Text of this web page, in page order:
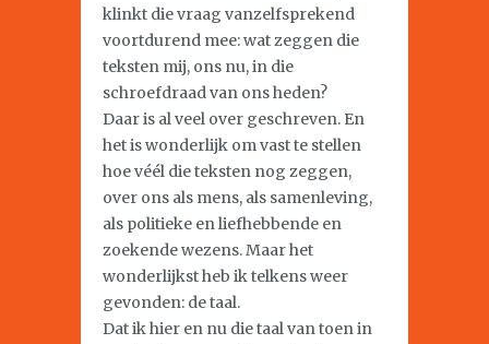
klinkt die vraag vanzelfsprekend
voortdurend mee: wat zeggen die
teksten mij, ons nu, in die
schroefdraad van ons heden?
Daar is al veel over geschreven. En
het is wonderlijk om vast te stellen
hoe véél die teksten nog zeggen,
over ons als mens, als samenleving,
als politieke en liefhebbende en
zoekende wezens. Maar het
wonderlijkst heb ik telkens weer
gevonden: de taal.
Dat ik hier en nu die taal van toen in